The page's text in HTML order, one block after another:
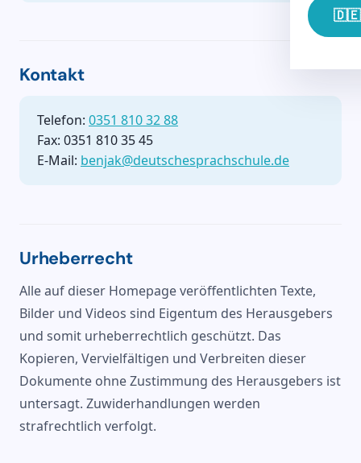
🇩🇪
Kontakt
Telefon: 0351 810 32 88
Fax: 0351 810 35 45
E-Mail: benjak@deutschesprachschule.de
Urheberrecht
Alle auf dieser Homepage veröffentlichten Texte,
Bilder und Videos sind Eigentum des Herausgebers
und somit urheberrechtlich geschützt. Das
Kopieren, Vervielfältigen und Verbreiten dieser
Dokumente ohne Zustimmung des Herausgebers ist
untersagt. Zuwiderhandlungen werden
strafrechtlich verfolgt.